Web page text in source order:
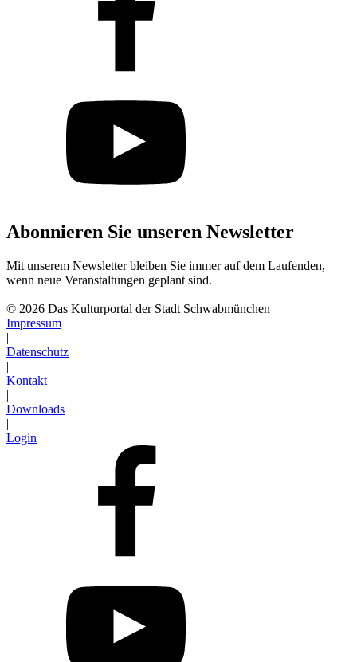
Abonnieren Sie unseren Newsletter
Mit unserem Newsletter bleiben Sie immer auf dem Laufenden,
wenn neue Veranstaltungen geplant sind.
© 2026 Das Kulturportal der Stadt Schwabmünchen
Impressum
|
Datenschutz
|
Kontakt
|
Downloads
|
Login